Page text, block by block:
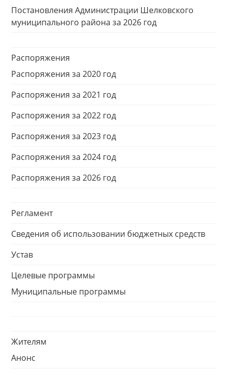
Постановления Администрации Шелковского
муниципального района за 2026 год
Распоряжения
Распоряжения за 2020 год
Распоряжения за 2021 год
Распоряжения за 2022 год
Распоряжения за 2023 год
Распоряжения за 2024 год
Распоряжения за 2026 год
Регламент
Сведения об использовании бюджетных средств
Устав
Целевые программы
Муниципальные программы
Жителям
Анонс